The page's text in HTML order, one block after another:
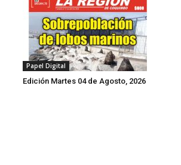
Papel Digital
Edición Martes 04 de Agosto, 2026